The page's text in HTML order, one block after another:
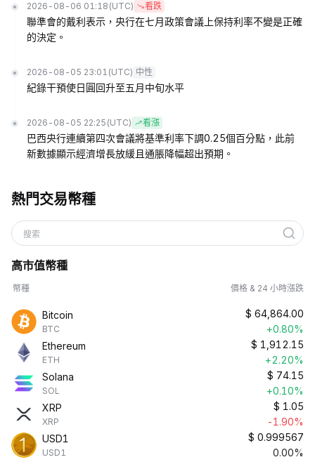
2026-08-06 01:18 (UTC) 看跌
聯準會的戴利表示，央行在七月政策會議上保持利率不變是正確
的決定。
2026-08-05 23:01 (UTC) 中性
紀錄干預使日圓回升至五月中旬水平
2026-08-05 22:25 (UTC) 看漲
巴西央行連續第四次會議將基準利率下調0.25個百分點，此前
新數據顯示經濟增長放緩且通脹降幅超出預期。
熱門交易幣種
搜索
高市值幣種
幣種 價格 & 24 小時漲跌
Bitcoin
BTC
$ 64,864.00
+0.80%
Ethereum
ETH
$ 1,912.15
+2.20%
Solana
SOL
$ 74.15
+0.10%
XRP
XRP
$ 1.05
-1.90%
USD1
USD1
$ 0.999567
0.00%